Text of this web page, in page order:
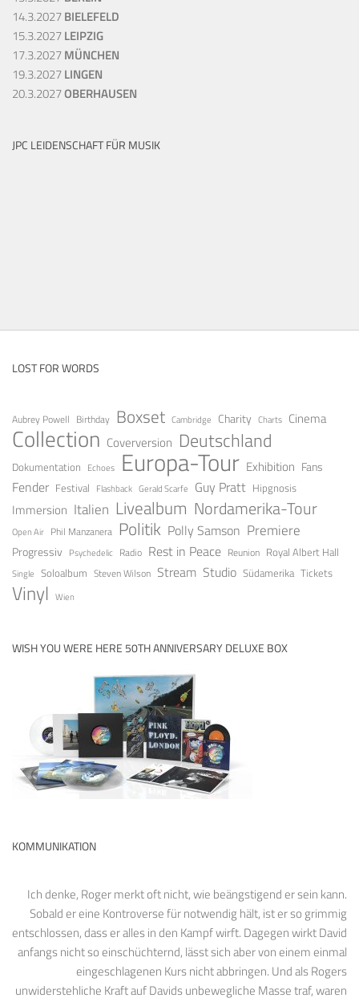
14.3.2027BIELEFELD
15.3.2027LEIPZIG
17.3.2027MÜNCHEN
19.3.2027LINGEN
20.3.2027OBERHAUSEN
JPC LEIDENSCHAFT FÜR MUSIK
LOST FOR WORDS
Aubrey Powell Birthday Boxset Cambridge Charity Charts Cinema
Collection Coverversion Deutschland
Dokumentation Echoes Europa-Tour Exhibition Fans
Fender Festival Flashback Gerald Scarfe Guy Pratt Hipgnosis
Immersion Italien Livealbum Nordamerika-Tour
Open Air Phil Manzanera Politik Polly Samson Premiere
Progressiv Psychedelic Radio Rest in Peace Reunion Royal Albert Hall
Single Soloalbum Steven Wilson Stream Studio Südamerika Tickets
Vinyl Wien
WISH YOU WERE HERE 50TH ANNIVERSARY DELUXE BOX
KOMMUNIKATION
Ich denke, Roger merkt oft nicht, wie beängstigend er sein kann.
Sobald er eine Kontroverse für notwendig hält, ist er so grimmig
entschlossen, dass er alles in den Kampf wirft. Dagegen wirkt David
anfangs nicht so einschüchternd, lässt sich aber von einem einmal
eingeschlagenen Kurs nicht abbringen. Und als Rogers
unwiderstehliche Kraft auf Davids unbewegliche Masse traf, waren